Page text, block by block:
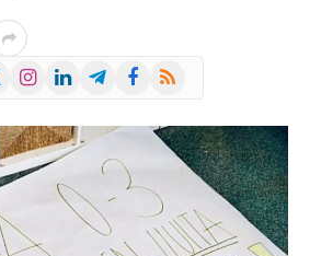
InstagramLinkedInTelegramFacebook
RSS